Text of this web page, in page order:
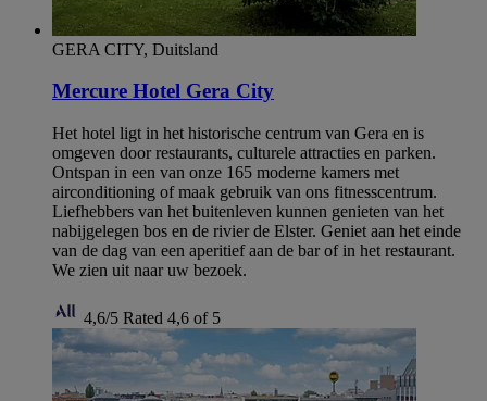
GERA CITY, Duitsland
Mercure Hotel Gera City
Het hotel ligt in het historische centrum van Gera en is
omgeven door restaurants, culturele attracties en parken.
Ontspan in een van onze 165 moderne kamers met
airconditioning of maak gebruik van ons fitnesscentrum.
Liefhebbers van het buitenleven kunnen genieten van het
nabijgelegen bos en de rivier de Elster. Geniet aan het einde
van de dag van een aperitief aan de bar of in het restaurant.
We zien uit naar uw bezoek.
4,6/5 Rated 4,6 of 5